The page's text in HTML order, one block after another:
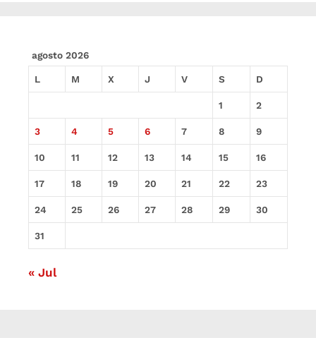
agosto 2026
L M X J V S D
1 2
3 4 5 6 7 8 9
10 11 12 13 14 15 16
17 18 19 20 21 22 23
24 25 26 27 28 29 30
31
« Jul